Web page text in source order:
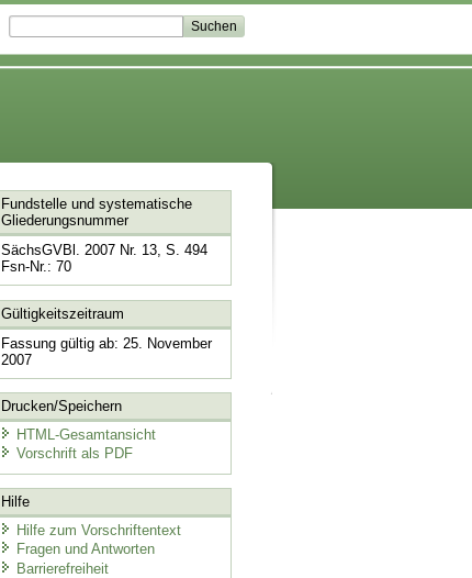
Fundstelle und systematische
Gliederungsnummer
SächsGVBl. 2007 Nr. 13, S. 494
Fsn-Nr.: 70
Gültigkeitszeitraum
Fassung gültig ab: 25. November
2007
Drucken/Speichern
HTML-Gesamtansicht
Vorschrift als PDF
Hilfe
Hilfe zum Vorschriftentext
Fragen und Antworten
Barrierefreiheit